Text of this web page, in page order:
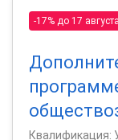
-17% до 17 августа
Квалификация: